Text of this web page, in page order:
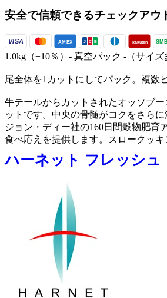
安全で信頼できるチェックアウ
VISA AMEX J C B Rakuten
1.0kg（±10％）- 真空パック -（サイ
尾全体を1カットにしてパック。複数
牛テールからカットされたオッソブ
ットです。中央の骨髄がコクをさら
ジョン・ディー社の160日間穀物肥
食べ応えを提供します。スロークッ
ハーネット フレッシュ